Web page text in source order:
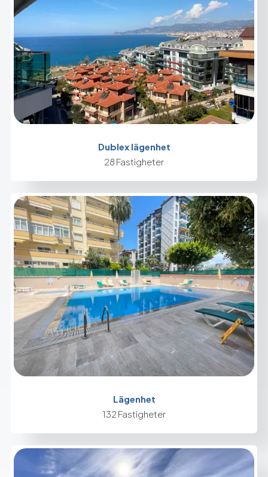
Dublex lägenhet
28 Fastigheter
Lägenhet
132 Fastigheter